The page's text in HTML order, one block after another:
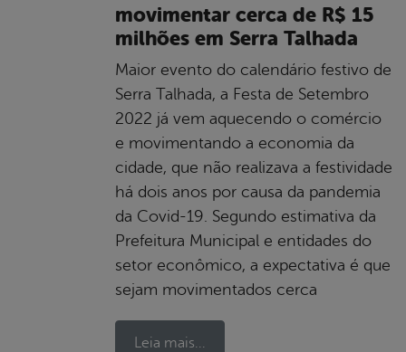
movimentar cerca de R$ 15
milhões em Serra Talhada
Maior evento do calendário festivo de
Serra Talhada, a Festa de Setembro
2022 já vem aquecendo o comércio
e movimentando a economia da
cidade, que não realizava a festividade
há dois anos por causa da pandemia
da Covid-19. Segundo estimativa da
Prefeitura Municipal e entidades do
setor econômico, a expectativa é que
sejam movimentados cerca
Leia mais...